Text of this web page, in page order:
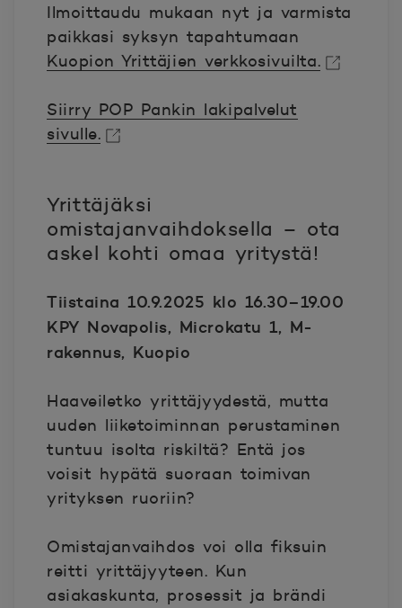
Ilmoittaudu mukaan nyt ja varmista
paikkasi syksyn tapahtumaan
Kuopion Yrittäjien verkkosivuilta.
Siirry POP Pankin lakipalvelut
sivulle.
Yrittäjäksi
omistajanvaihdoksella – ota
askel kohti omaa yritystä!
Tiistaina 10.9.2025 klo 16.30–19.00
KPY Novapolis, Microkatu 1, M-
rakennus, Kuopio
Haaveiletko yrittäjyydestä, mutta
uuden liiketoiminnan perustaminen
tuntuu isolta riskiltä? Entä jos
voisit hypätä suoraan toimivan
yrityksen ruoriin?
Omistajanvaihdos voi olla fiksuin
reitti yrittäjyyteen. Kun
asiakaskunta, prosessit ja brändi